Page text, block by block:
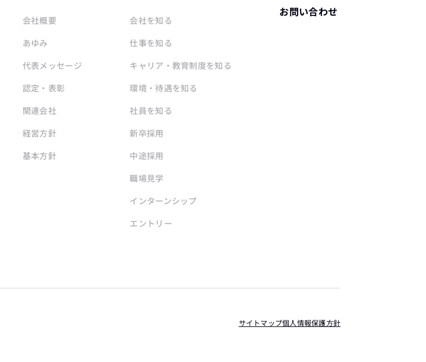
会社概要
あゆみ
代表メッセージ
認定・表彰
関連会社
経営方針
基本方針
会社を知る
仕事を知る
キャリア・教育制度を知る
環境・待遇を知る
社員を知る
新卒採用
中途採用
職場見学
インターンシップ
エントリー
お問い合わせ
サイトマップ個人情報保護方針